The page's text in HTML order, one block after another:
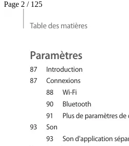
Page 2 / 125